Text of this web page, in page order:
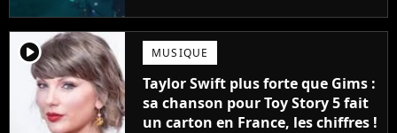
player2 MUSIQUE
Taylor Swift plus forte que Gims :
sa chanson pour Toy Story 5 fait
un carton en France, les chiffres !